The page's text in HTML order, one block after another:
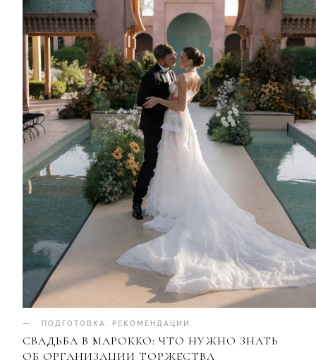
ПОДГОТОВКА РЕКОМЕНДАЦИИ
СВАДЬБА В МАРОККО: ЧТО НУЖНО ЗНАТЬ
ОБ ОРГАНИЗАЦИИ ТОРЖЕСТВА